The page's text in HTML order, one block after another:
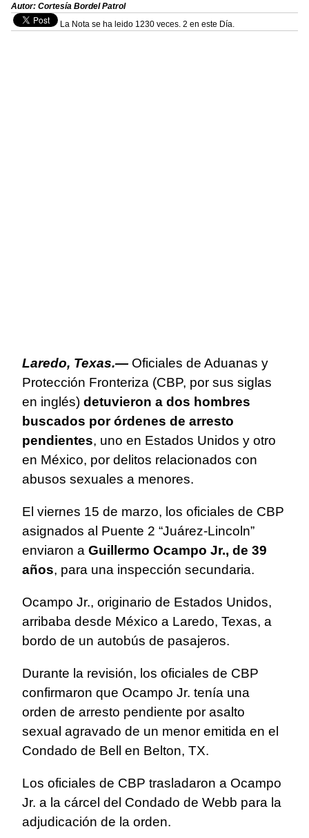
Autor: Cortesía Bordel Patrol
La Nota se ha leido 1230 veces. 2 en este Día.
Laredo, Texas.— Oficiales de Aduanas y
Protección Fronteriza (CBP, por sus siglas
en inglés) detuvieron a dos hombres
buscados por órdenes de arresto
pendientes, uno en Estados Unidos y otro
en México, por delitos relacionados con
abusos sexuales a menores.
El viernes 15 de marzo, los oficiales de CBP
asignados al Puente 2 “Juárez-Lincoln”
enviaron a Guillermo Ocampo Jr., de 39
años, para una inspección secundaria.
Ocampo Jr., originario de Estados Unidos,
arribaba desde México a Laredo, Texas, a
bordo de un autobús de pasajeros.
Durante la revisión, los oficiales de CBP
confirmaron que Ocampo Jr. tenía una
orden de arresto pendiente por asalto
sexual agravado de un menor emitida en el
Condado de Bell en Belton, TX.
Los oficiales de CBP trasladaron a Ocampo
Jr. a la cárcel del Condado de Webb para la
adjudicación de la orden.